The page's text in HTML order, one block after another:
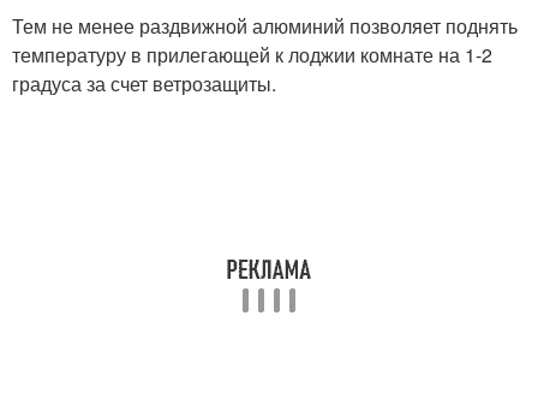
Тем не менее раздвижной алюминий позволяет поднять
температуру в прилегающей к лоджии комнате на 1-2
градуса за счет ветрозащиты.